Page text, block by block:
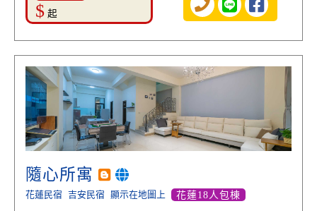
$ 起
隨心所寓
花蓮民宿 吉安民宿 顯示在地圖上 花蓮18人包棟